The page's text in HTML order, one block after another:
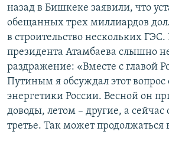
назад в Бишкеке заявили, что
обещанных трех миллиардов
в строительство нескольких ГЭС.
президента Атамбаева слышно
раздражение: «Вместе с главой
Путиным я обсуждал этот
энергетики России. Весной он
доводы, летом – другие, а сейчас
третье. Так может продолжаться